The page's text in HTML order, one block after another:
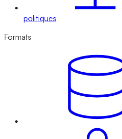
politiques
Formats